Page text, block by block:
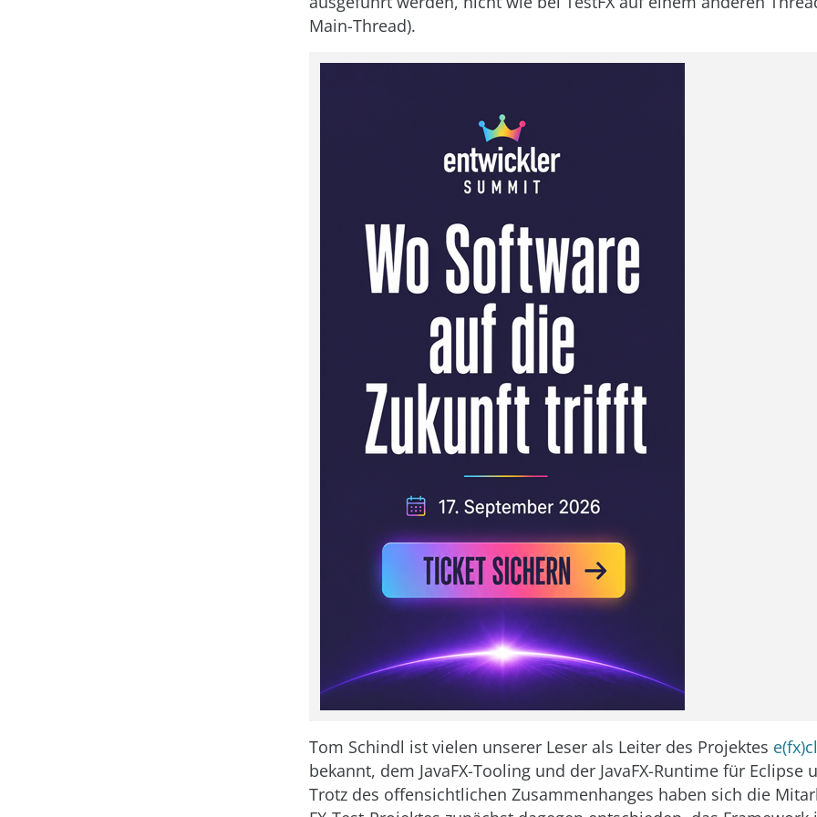
Main-Thread).
Tom Schindl ist vielen unserer Leser als Leiter des Projektes
bekannt, dem JavaFX-Tooling und der JavaFX-Runtime für Eclipse
Trotz des offensichtlichen Zusammenhanges haben sich die